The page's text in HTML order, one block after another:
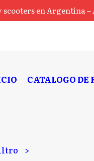
scooters en Argentina
CATALOGO DE